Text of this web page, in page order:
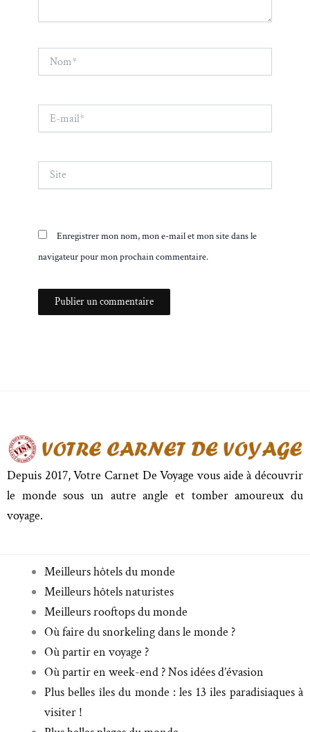
mail*
Site
Enregistrer mon nom, mon e-mail et mon site dans le
navigateur pour mon prochain commentaire.
Depuis 2017, Votre Carnet De Voyage vous aide à découvrir
le monde sous un autre angle et tomber amoureux du
voyage.
Meilleurs hôtels du monde
Meilleurs hôtels naturistes
Meilleurs rooftops du monde
Où faire du snorkeling dans le monde ?
Où partir en voyage ?
Où partir en week-end ? Nos idées d’évasion
Plus belles îles du monde : les 13 iles paradisiaques à
visiter !